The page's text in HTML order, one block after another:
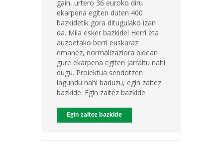
gain, urtero 36 euroko diru
ekarpena egiten duten 400
bazkidetik gora ditugulako izan
da. Mila esker bazkide! Herri eta
auzoetako berri euskaraz
emanez, normalizaziora bidean
gure ekarpena egiten jarraitu nahi
dugu. Proiektua sendotzen
lagundu nahi baduzu, egin zaitez
bazkide. Egin zaitez bazkide
Egin zaitez bazkide